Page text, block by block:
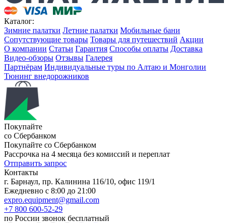
Каталог:
Зимние палатки Летние палатки Мобильные бани
Сопутствующие товары Товары для путешествий Акции
О компании Статьи Гарантия Способы оплаты Доставка
Видео-обзоры Отзывы Галерея
Партнёрам Индивидуальные туры по Алтаю и Монголии
Тюнинг внедорожников
Покупайте
со Сбербанком
Покупайте со Сбербанком
Рассрочка на 4 месяца без комиссий и переплат
Отправить запрос
Контакты
г. Барнаул, пр. Калинина 116/10, офис 119/1
Ежедневно с 8:00 до 21:00
expro.equipment@gmail.com
+7 800 600-52-29
по России звонок бесплатный